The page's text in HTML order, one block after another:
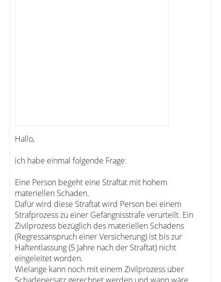
Hallo,
ich habe einmal folgende Frage:
Eine Person begeht eine Straftat mit hohem
materiellen Schaden.
Dafür wird diese Straftat wird Person bei einem
Strafprozess zu einer Gefängnisstrafe verurteilt. Ein
Zivilprozess bezüglich des materiellen Schadens
(Regressanspruch einer Versicherung) ist bis zur
Haftentlassung (5 Jahre nach der Straftat) nicht
eingeleitet worden.
Wielange kann noch mit einem Zivilprozess über